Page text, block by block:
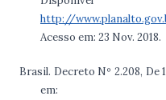
http://
Acesso em: 23 Nov. 2018.
Brasil. Decreto Nº 2.208, De
em: